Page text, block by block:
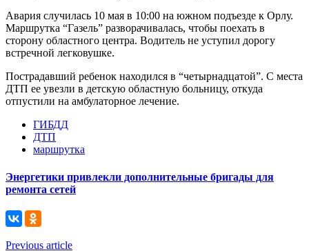
Авария случилась 10 мая в 10:00 на южном подъезде к Орлу.
Маршрутка “Газель” разворачивалась, чтобы поехать в
сторону областного центра. Водитель не уступил дорогу
встречной легковушке.
Пострадавший ребенок находился в “четырнадцатой”. С места
ДТП ее увезли в детскую областную больницу, откуда
отпустили на амбулаторное лечение.
ГИБДД
ДТП
маршрутка
Энергетики привлекли дополнительные бригады для
ремонта сетей
Previous article